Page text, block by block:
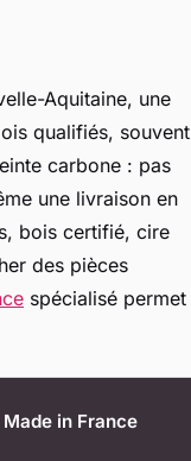
Aquitaine, une
qualifiés, souvent
carbone : pas
une livraison en
bois certifié, cire
des pièces
spécialisé permet
in France